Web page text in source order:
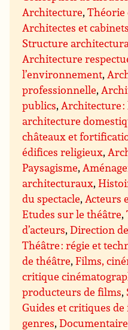
Architecture,Théorie
Architectes et
Structure
Architecture
l’environnement,
professionnelle,
publics,Architecture
architecture
châteaux et
édifices religieux,
Paysagisme,
architecturaux,
du spectacle,Acteurs
Etudes sur le théâtre,
d’acteurs,Direction
Théâtre : régie et
de théâtre,Films,
critique
producteurs de films,
Guides et critiques
genres,